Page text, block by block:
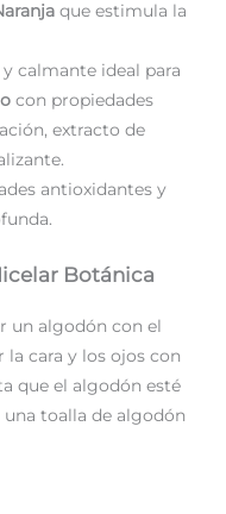
que estimula la
calmante ideal para
con propiedades
extracto de
antioxidantes y
Botánica
un algodón con el
cara y los ojos con
que el algodón esté
toalla de algodón